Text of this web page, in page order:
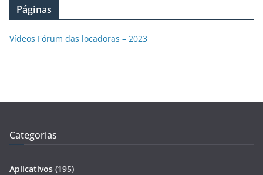
Páginas
Vídeos Fórum das locadoras – 2023
Categorias
Aplicativos (195)